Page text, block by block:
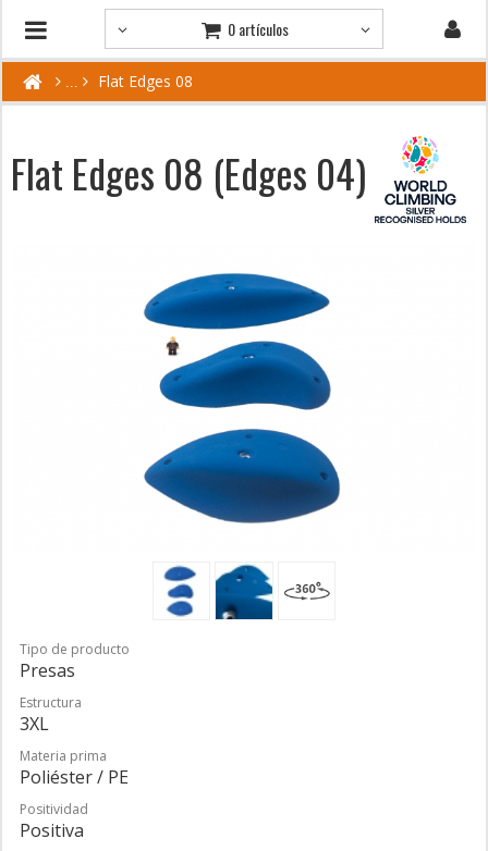
0 artículos
Flat Edges 08
Flat Edges 08 (Edges 04)
Tipo de producto
Presas
Estructura
3XL
Materia prima
Poliéster / PE
Positividad
Positiva